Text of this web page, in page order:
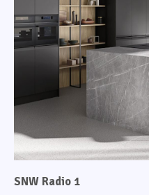
SNW Radio 1